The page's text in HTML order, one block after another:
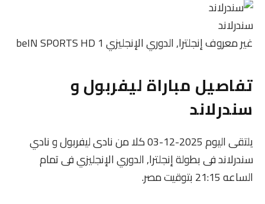
سندرلاند
غير معروفإنجلترا, الدوري الإنجليزيbeIN SPORTS HD 1
تفاصيل مباراة ليفربول و
سندرلاند
يلتقى اليوم 2025-12-03 كلا من نادى ليفربول و نادي
سندرلاند فى بطولة إنجلترا, الدوري الإنجليزي فى تمام
الساعه 21:15 بتوقيت مصر.